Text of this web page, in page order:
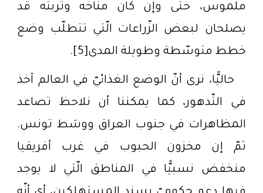
ملموس، حتّى وإن كان مناخه وتربته قد
يصلحان لبعض الزّراعات الّتي تتطلّب وضع
خطط متوسّطة وطويلة المدى[5].
حاليًّا، نرى أنّ الوضع الغذائيّ في العالم آخذ
في التّدهور، كما يمكننا أن نلاحظ تصاعد
المظاهرات في جنوب العراق ووسَط تونس.
ثمّ إن مخزون الحبوب في غرب أفريقيا
منخفض نسبيًّا في المناطق الّتي لا يوجد